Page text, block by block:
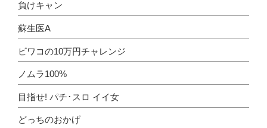
負けキャン
蘇生医A
ビワコの10万円チャレンジ
ノムラ100%
目指せ! パチ･スロ イイ女
どっちのおかげ